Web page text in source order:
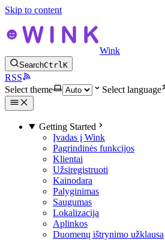
Skip to content
Wink
SearchCtrlK
RSS
Select theme
Select language
Getting Started
Įvadas į Wink
Pagrindinės funkcijos
Klientai
Užsiregistruoti
Kainodara
Palyginimas
Saugumas
Lokalizacija
Aplinkos
Duomenų ištrynimo užklausa